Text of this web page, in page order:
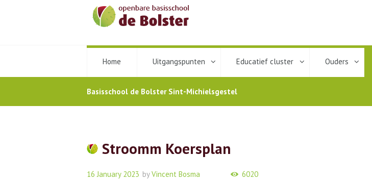
Home Uitgangspunten Educatief cluster Ouders
Basisschool de Bolster Sint-Michielsgestel
Stroomm Koersplan
16 January 2023 byVincent Bosma
6020